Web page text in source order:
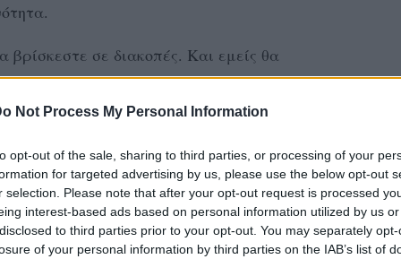
Not Process My Personal Information
opt-out of the sale, sharing to third parties, or processing of your
for targeted advertising by us, please use the below opt-out
selection. Please note that after your opt-out request is processed
interest-based ads based on personal information utilized by us
to third parties prior to your opt-out. You may separately
of your personal information by third parties on the IAB’s list of
σε διακοπές. Και εμείς θα
πιο ξένοιαστες με 10 τραγούδια που
θα σε ξεκουράσουν...
- Rockaway Beach